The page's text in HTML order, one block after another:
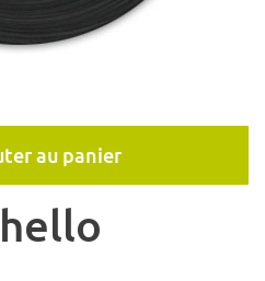
au panier